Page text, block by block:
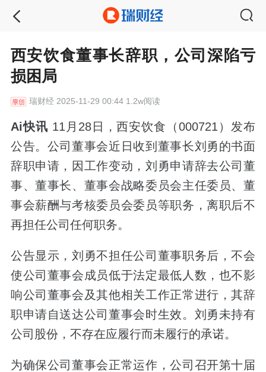
西安饮食董事长辞职，公司深陷亏
损困局
瑞财经2025-11-29 00:44 1.2w阅读
Ai快讯 11月28日，西安饮食（000721）发布
公告。公司董事会近日收到董事长刘勇的书面
辞职申请，因工作变动，刘勇申请辞去公司董
事、董事长、董事会战略委员会主任委员、董
事会薪酬与考核委员会委员等职务，离职后不
再担任公司任何职务。
公告显示，刘勇不担任公司董事职务后，不会
使公司董事会成员低于法定最低人数，也不影
响公司董事会及其他相关工作正常进行，其辞
职申请自送达公司董事会时生效。刘勇未持有
公司股份，不存在应履行而未履行的承诺。
为确保公司董事会正常运作，公司召开第十届